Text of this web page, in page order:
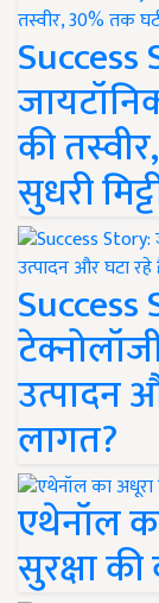
की
सुधरी
उत्पादन
लागत?
एथेनॉल
सुरक्षा